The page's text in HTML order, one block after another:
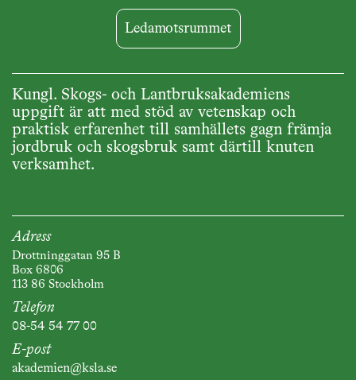
Ledamotsrummet
Kungl. Skogs- och Lantbruksakademiens
uppgift är att med stöd av vetenskap och
praktisk erfarenhet till samhällets gagn främja
jordbruk och skogsbruk samt därtill knuten
verksamhet.
Adress
Drottninggatan 95 B
Box 6806
113 86 Stockholm
Telefon
08-54 54 77 00
E-post
akademien@ksla.se